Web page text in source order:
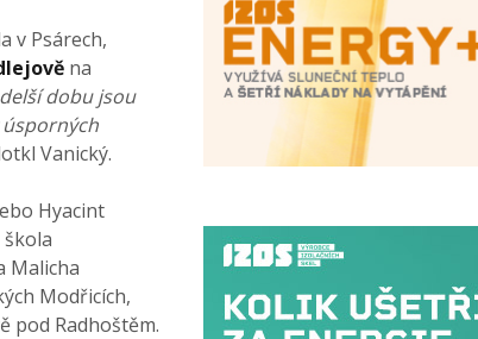
v Psárech,
na
delší dobu jsou
Vanický.
Hyacint
Malicha
Modřicích,
pod Radhoštěm.